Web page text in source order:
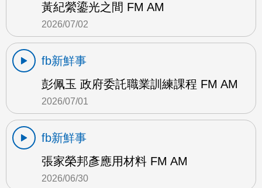
黃紀縈鎏光之間 FM AM
2026/07/02
fb新鮮事
彭佩玉 政府委託職業訓練課程 FM AM
2026/07/01
fb新鮮事
張家榮邦彥應用材料 FM AM
2026/06/30